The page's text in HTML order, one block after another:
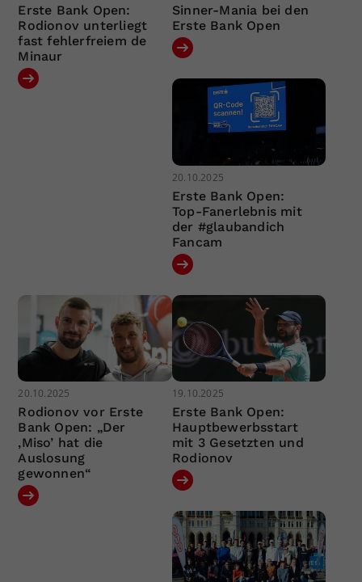
Erste Bank Open:
Rodionov unterliegt
fast fehlerfreiem de
Minaur
Sinner-Mania bei den
Erste Bank Open
20.10.2025
Erste Bank Open:
Top-Fanerlebnis mit
der #glaubandich
Fancam
20.10.2025
Rodionov vor Erste
Bank Open: „Der
‚Miso’ hat die
Auslosung
gewonnen“
19.10.2025
Erste Bank Open:
Hauptbewerbsstart
mit 3 Gesetzten und
Rodionov